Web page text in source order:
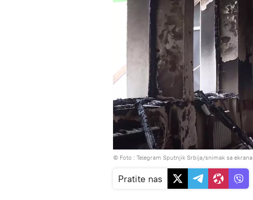
© Foto : Telegram Sputnjik Srbija/snimak sa ekrana
Pratite nas